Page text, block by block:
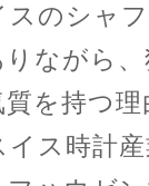
スのシャ
ながら
を持つ
イス時計